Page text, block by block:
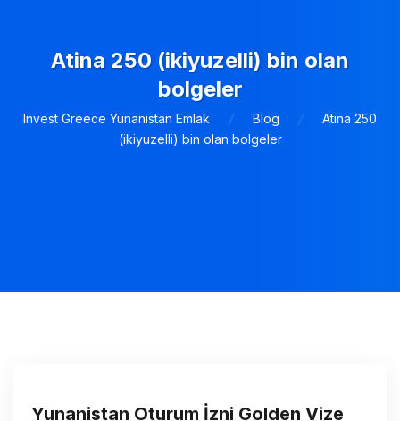
Atina 250 (ikiyuzelli) bin olan
bolgeler
Invest Greece Yunanistan Emlak Blog
Atina 250
(ikiyuzelli) bin olan bolgeler
Yunanistan Oturum İzni Golden Vize